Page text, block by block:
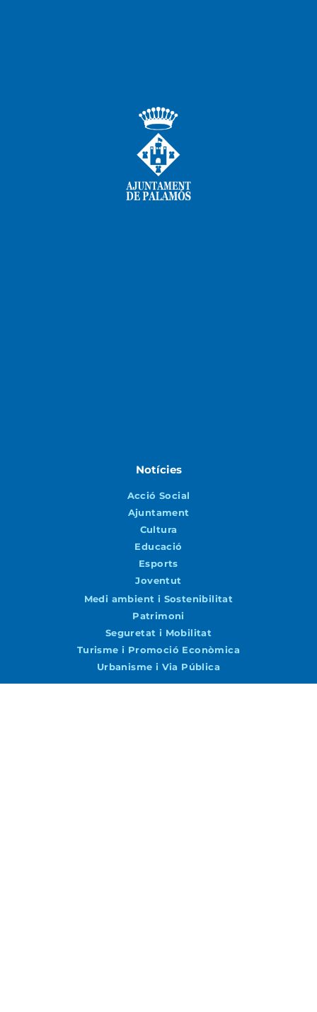
Notícies
Acció Social
Ajuntament
Cultura
Educació
Esports
Joventut
Medi ambient i Sostenibilitat
Patrimoni
Seguretat i Mobilitat
Turisme i Promoció Econòmica
Urbanisme i Via Pública